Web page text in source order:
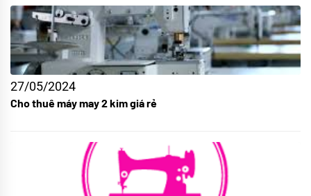
27/05/2024
Cho thuê máy may 2 kim giá rẻ